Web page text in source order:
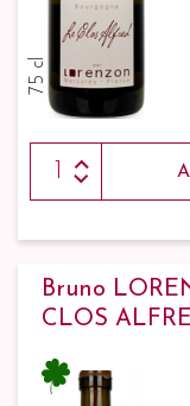
75 cl
Bruno
CLOS